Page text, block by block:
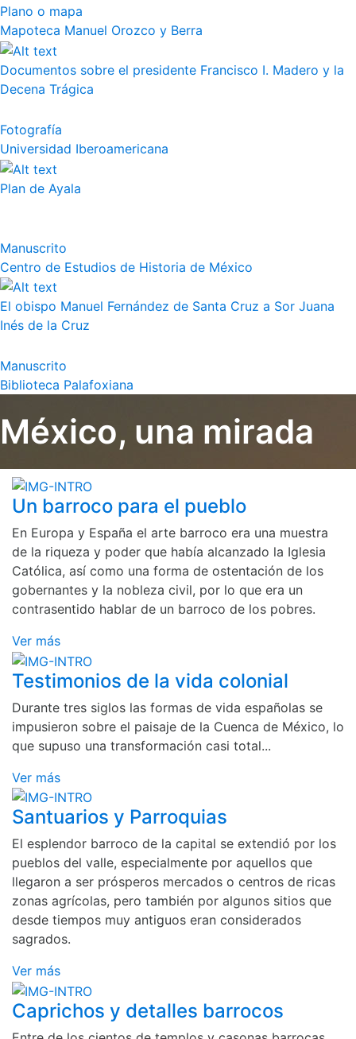
Plano o mapa
Mapoteca Manuel Orozco y Berra
Documentos sobre el presidente Francisco I. Madero y la
Decena Trágica
Fotografía
Universidad Iberoamericana
Plan de Ayala
Manuscrito
Centro de Estudios de Historia de México
El obispo Manuel Fernández de Santa Cruz a Sor Juana
Inés de la Cruz
Manuscrito
Biblioteca Palafoxiana
México, una mirada
Un barroco para el pueblo
En Europa y España el arte barroco era una muestra
de la riqueza y poder que había alcanzado la Iglesia
Católica, así como una forma de ostentación de los
gobernantes y la nobleza civil, por lo que era un
contrasentido hablar de un barroco de los pobres.
Ver más
Testimonios de la vida colonial
Durante tres siglos las formas de vida españolas se
impusieron sobre el paisaje de la Cuenca de México, lo
que supuso una transformación casi total...
Ver más
Santuarios y Parroquias
El esplendor barroco de la capital se extendió por los
pueblos del valle, especialmente por aquellos que
llegaron a ser prósperos mercados o centros de ricas
zonas agrícolas, pero también por algunos sitios que
desde tiempos muy antiguos eran considerados
sagrados.
Ver más
Caprichos y detalles barrocos